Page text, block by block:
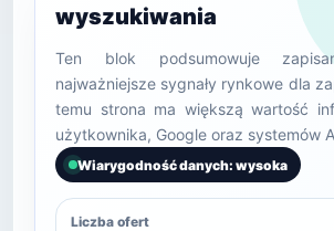
wyszukiwania
Ten blok podsumowuje
najważniejsze sygnały rynkowe dla
temu strona ma większą wartość
użytkownika, Google oraz systemów
Wiarygodność danych: wysoka
Liczba ofert